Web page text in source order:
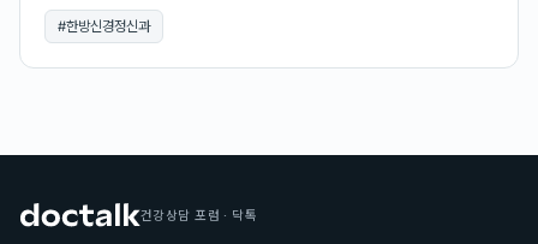
#한방신경정신과
건강상담 포럼 · 닥톡